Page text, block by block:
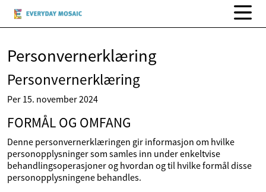
Personvernerklæring
Personvernerklæring
Per 15. november 2024
FORMÅL OG OMFANG
Denne personvernerklæringen gir informasjon om hvilke
personopplysninger som samles inn under enkeltvise
behandlingsoperasjoner og hvordan og til hvilke formål disse
personopplysningene behandles.